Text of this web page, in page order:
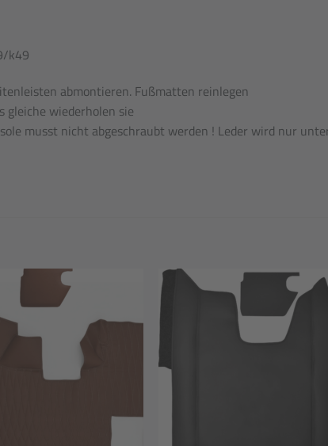
k49
abmontieren. Fußmatten reinlegen
gleiche wiederholen sie
musst nicht abgeschraubt werden ! Leder wird nur
wishlist